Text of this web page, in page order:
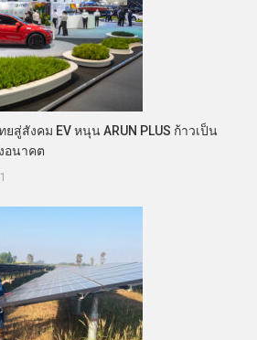
สู่สังคม EV หนุน ARUN PLUS ก้าวเป็น
อนาคต